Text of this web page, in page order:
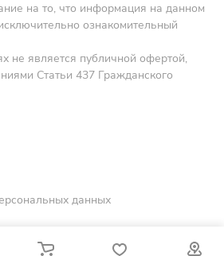
на то, что информация на данном
ознакомительный
не является публичной офертой,
Статьи 437 Гражданского
данных